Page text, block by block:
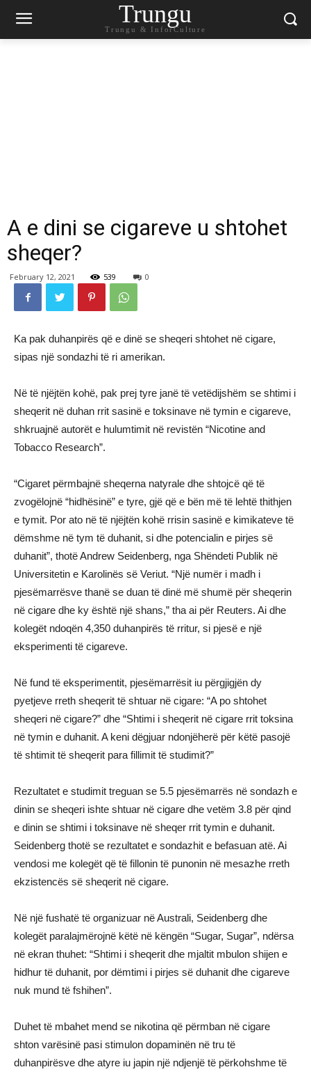
Trungu
Trungu & InforCulture
A e dini se cigareve u shtohet
sheqer?
February 12, 2021 539 0
Ka pak duhanpirës që e dinë se sheqeri shtohet në cigare,
sipas një sondazhi të ri amerikan.
Në të njëjtën kohë, pak prej tyre janë të vetëdijshëm se shtimi i
sheqerit në duhan rrit sasinë e toksinave në tymin e cigareve,
shkruajnë autorët e hulumtimit në revistën “Nicotine and
Tobacco Research”.
“Cigaret përmbajnë sheqerna natyrale dhe shtojcë që të
zvogëlojnë “hidhësinë” e tyre, gjë që e bën më të lehtë thithjen
e tymit. Por ato në të njëjtën kohë rrisin sasinë e kimikateve të
dëmshme në tym të duhanit, si dhe potencialin e pirjes së
duhanit”, thotë Andrew Seidenberg, nga Shëndeti Publik në
Universitetin e Karolinës së Veriut. “Një numër i madh i
pjesëmarrësve thanë se duan të dinë më shumë për sheqerin
në cigare dhe ky është një shans,” tha ai për Reuters. Ai dhe
kolegët ndoqën 4,350 duhanpirës të rritur, si pjesë e një
eksperimenti të cigareve.
Në fund të eksperimentit, pjesëmarrësit iu përgjigjën dy
pyetjeve rreth sheqerit të shtuar në cigare: “A po shtohet
sheqeri në cigare?” dhe “Shtimi i sheqerit në cigare rrit toksina
në tymin e duhanit. A keni dëgjuar ndonjëherë për këtë pasojë
të shtimit të sheqerit para fillimit të studimit?”
Rezultatet e studimit treguan se 5.5 pjesëmarrës në sondazh e
dinin se sheqeri ishte shtuar në cigare dhe vetëm 3.8 për qind
e dinin se shtimi i toksinave në sheqer rrit tymin e duhanit.
Seidenberg thotë se rezultatet e sondazhit e befasuan atë. Ai
vendosi me kolegët që të fillonin të punonin në mesazhe rreth
ekzistencës së sheqerit në cigare.
Në një fushatë të organizuar në Australi, Seidenberg dhe
kolegët paralajmërojnë këtë në këngën “Sugar, Sugar”, ndërsa
në ekran thuhet: “Shtimi i sheqerit dhe mjaltit mbulon shijen e
hidhur të duhanit, por dëmtimi i pirjes së duhanit dhe cigareve
nuk mund të fshihen”.
Duhet të mbahet mend se nikotina që përmban në cigare
shton varësinë pasi stimulon dopaminën në tru të
duhanpirësve dhe atyre iu japin një ndjenjë të përkohshme të